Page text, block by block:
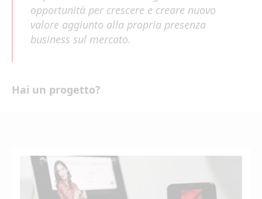
opportunità per crescere e creare nuovo
valore aggiunto alla propria presenza
business sul mercato.
Hai un progetto?